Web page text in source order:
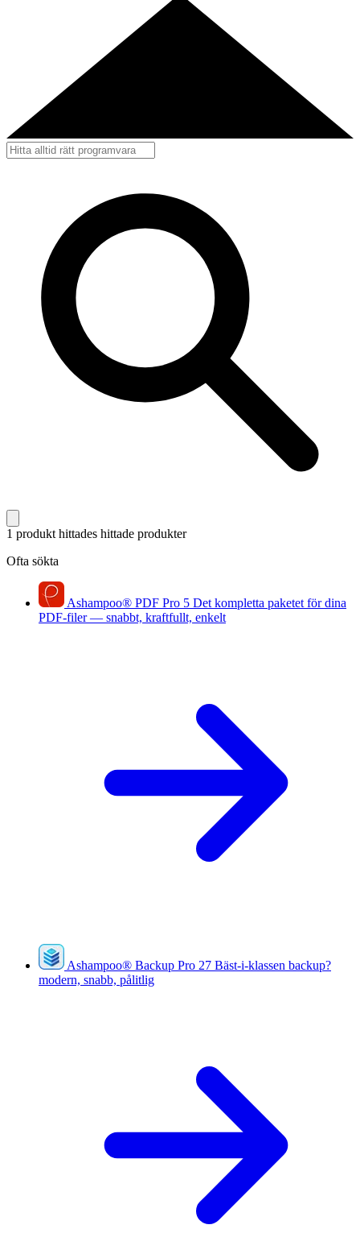
1 produkt hittades hittade produkter
Ofta sökta
Ashampoo® PDF Pro 5 Det kompletta paketet för dina
PDF-filer — snabbt, kraftfullt, enkelt
Ashampoo® Backup Pro 27 Bäst-i-klassen backup?
modern, snabb, pålitlig